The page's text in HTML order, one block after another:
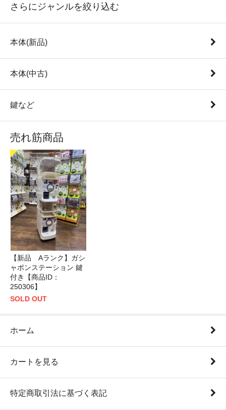
さらにジャンルを絞り込む
本体(新品)
本体(中古)
鍵など
売れ筋商品
【新品 Aランク】ガシ
ャポンステーション 鍵
付き【商品ID：
250306】
SOLD OUT
ホーム
カートを見る
特定商取引法に基づく表記